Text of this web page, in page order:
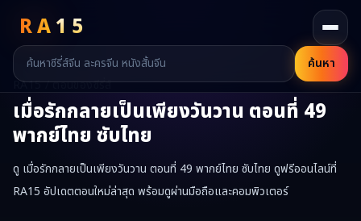
RA15
ค้นหา
RA15 / ตอนของซีรี่ส์
เมื่อรักกลายเป็นเพียงวันวาน ตอนที่ 49
พากย์ไทย ซับไทย
ดู เมื่อรักกลายเป็นเพียงวันวาน ตอนที่ 49 พากย์ไทย ซับไทย ดูฟรีออนไลน์ที่
RA15 อัปเดตตอนใหม่ล่าสุด พร้อมดูผ่านมือถือและคอมพิวเตอร์